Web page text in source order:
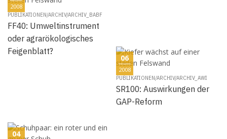
2008
PUBLIKATIONEN/ARCHIV/ARCHIV_BABF
FF40: Umweltinstrument
oder agrarökologisches
Feigenblatt?
06
2008
PUBLIKATIONEN/ARCHIV/ARCHIV_AWI
SR100: Auswirkungen der
GAP-Reform
04